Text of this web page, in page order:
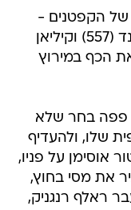
של הקפטנים -
אצלם צבר 667 נקודות, לפני הולאנד (557) וקיליאן
את הכף במירוץ
פפה בחר שלא
שלו, ולהעדיף
אוסימן על פניו,
את מסי בחוץ,
ראלף רנגניק,